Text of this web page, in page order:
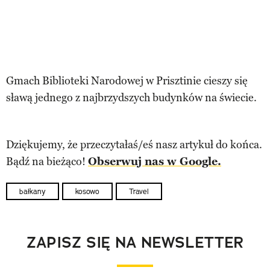
Gmach Biblioteki Narodowej w Prisztinie cieszy się
sławą jednego z najbrzydszych budynków na świecie.
Dziękujemy, że przeczytałaś/eś nasz artykuł do końca.
Bądź na bieżąco! Obserwuj nas w Google.
bałkany kosowo Travel
ZAPISZ SIĘ NA NEWSLETTER